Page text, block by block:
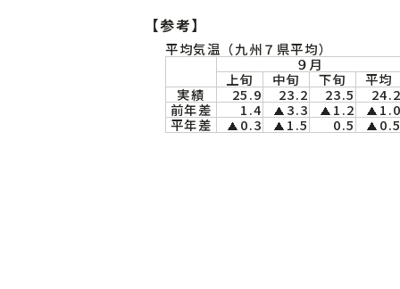
【参考】
平均気温（九州７県平均）
９月
上旬
中旬 下旬
平均
実績
25.9 23.2 23.5
前年差
1.4 3.3 1.2
平年差
0.3 1.5 0.5